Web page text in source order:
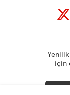
için